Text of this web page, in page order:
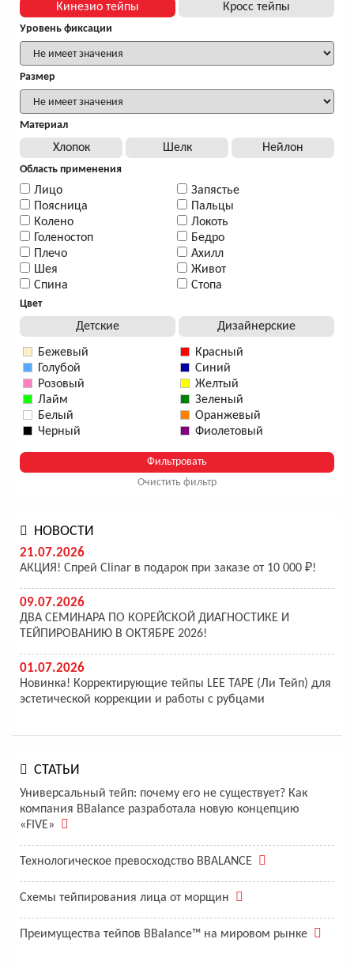
Кинезио тейпы Кросс тейпы
Уровень фиксации
Размер
Материал
Хлопок Шелк Нейлон
Область применения
Лицо
Поясница
Колено
Голеностоп
Плечо
Шея
Спина
Запястье
Пальцы
Локоть
Бедро
Ахилл
Живот
Стопа
Цвет
Детские Дизайнерские
Бежевый
Голубой
Розовый
Лайм
Белый
Черный
Красный
Синий
Желтый
Зеленый
Оранжевый
Фиолетовый
Очистить фильтр
НОВОСТИ
21.07.2026
АКЦИЯ! Спрей Clinar в подарок при заказе от 10 000 ₽!
09.07.2026
ДВА СЕМИНАРА ПО КОРЕЙСКОЙ ДИАГНОСТИКЕ И
ТЕЙПИРОВАНИЮ В ОКТЯБРЕ 2026!
01.07.2026
Новинка! Корректирующие тейпы LEE TAPE (Ли Тейп) для
эстетической коррекции и работы с рубцами
СТАТЬИ
Универсальный тейп: почему его не существует? Как
компания BBalance разработала новую концепцию
«FIVE»
Технологическое превосходство BBALANCE
Схемы тейпирования лица от морщин
Преимущества тейпов BBalance™ на мировом рынке